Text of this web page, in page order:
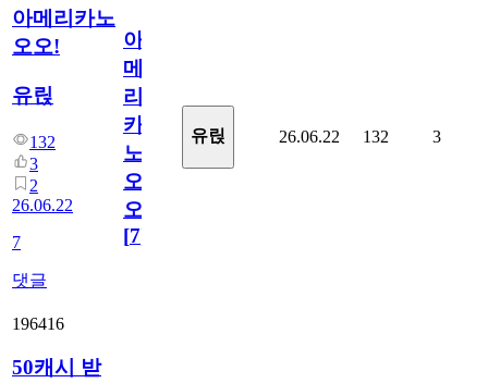
아메리카노
오오!
유릱
132
3
2
26.06.22
7
댓글
아
메
리
카
노
오
오!
[7]
유릱 26.06.22 132 3
196416
50캐시 받